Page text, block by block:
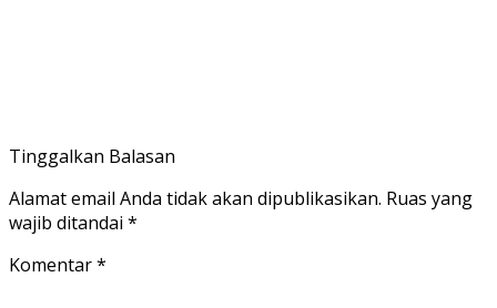
Tinggalkan Balasan
Alamat email Anda tidak akan dipublikasikan. Ruas yang
wajib ditandai *
Komentar*